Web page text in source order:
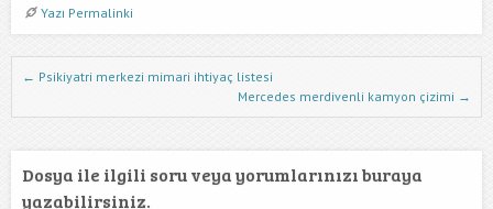
Yazı Permalinki
Dwg İndir Yazı Nevigasyonu
← Psikiyatri merkezi mimari ihtiyaç listesi
Mercedes merdivenli kamyon çizimi →
Dosya ile ilgili soru veya yorumlarınızı buraya
yazabilirsiniz.